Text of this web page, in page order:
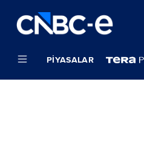
PIYASALAR